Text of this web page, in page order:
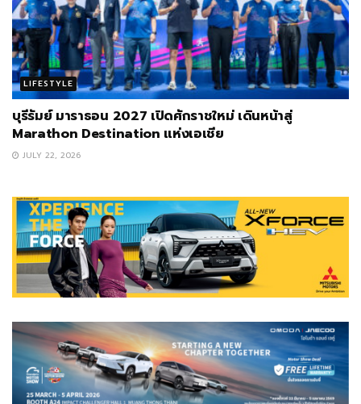
LIFESTYLE
บุรีรัมย์ มาราธอน 2027 เปิดศักราชใหม่ เดินหน้าสู่
Marathon Destination แห่งเอเชีย
JULY 22, 2026